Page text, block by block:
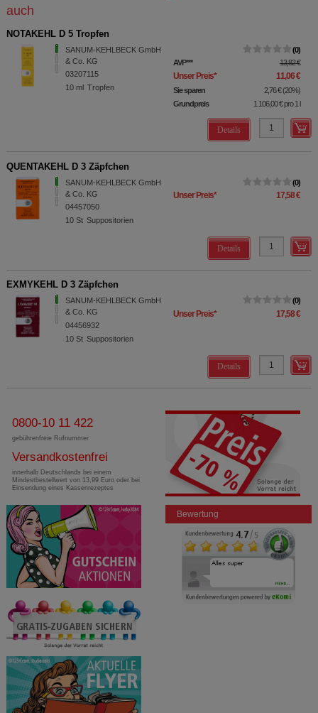
auch
NOTAKEHL D 5 Tropfen
SANUM-KEHLBECK GmbH
& Co. KG
03207115
10 ml Tropfen
0
AVP*** 13,82 €
Unser Preis* 11,06 €
Sie sparen 2,76 € (20%)
Grundpreis
1.106,00 €pro 1 l
Details
QUENTAKEHL D 3 Zäpfchen
SANUM-KEHLBECK GmbH
& Co. KG
04457050
10 St Suppositorien
0
Unser Preis* 17,58 €
Details
EXMYKEHL D 3 Zäpfchen
SANUM-KEHLBECK GmbH
& Co. KG
04456932
10 St Suppositorien
0
Unser Preis* 17,58 €
Details
0800-10 11 422
gebührenfreie Rufnummer
Versandkostenfrei
innerhalb Deutschlands bei einem
Mindestbestellwert von 13,99 Euro oder bei
Einsendung eines Kassenrezeptes
Bewertung